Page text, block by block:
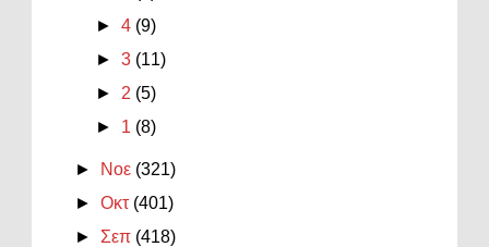
►4 (9)
►3 (11)
► 2 (5)
► 1 (8)
► Νοε (321)
►Οκτ (401)
► Σεπ (418)